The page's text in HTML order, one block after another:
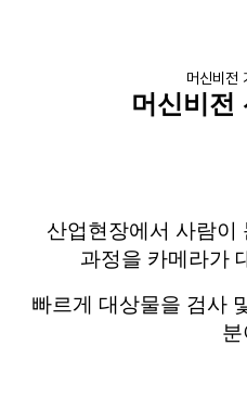
머신비전
머신비전
산업현장에서 사람이
과정을 카메라가
빠르게 대상물을 검사